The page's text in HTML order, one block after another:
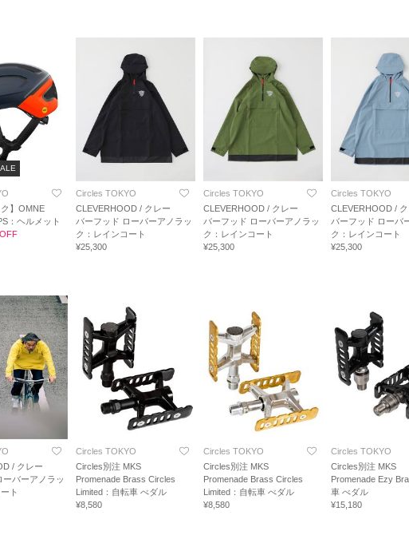
ク】OMNE
：ヘルメット
Circles TOKYO
CLEVERHOOD / クレー
バーフッド ローバーアノラッ
ク：レインコート
¥25,300
Circles TOKYO
CLEVERHOOD / クレー
バーフッド ローバーアノラッ
ク：レインコート
¥25,300
Circles TOKYO
CLEVERHOOD /
バーフッド ローバ
ク：レインコート
¥25,300
/ クレー
ーバーアノラッ
ト
Circles TOKYO
Circles別注 MKS
Promenade Brass Circles
Limited：自転車 べダル
¥8,580
Circles TOKYO
Circles別注 MKS
Promenade Brass Circles
Limited：自転車 べダル
¥8,580
Circles TOKYO
Circles別注 MKS
Promenade Ezy
車 べダル
¥15,180